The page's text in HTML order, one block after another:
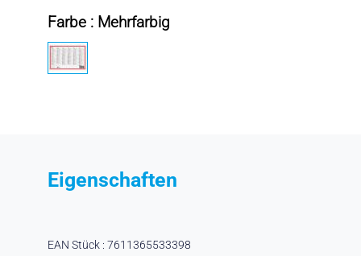
Farbe : Mehrfarbig
Eigenschaften
EAN Stück : 7611365533398